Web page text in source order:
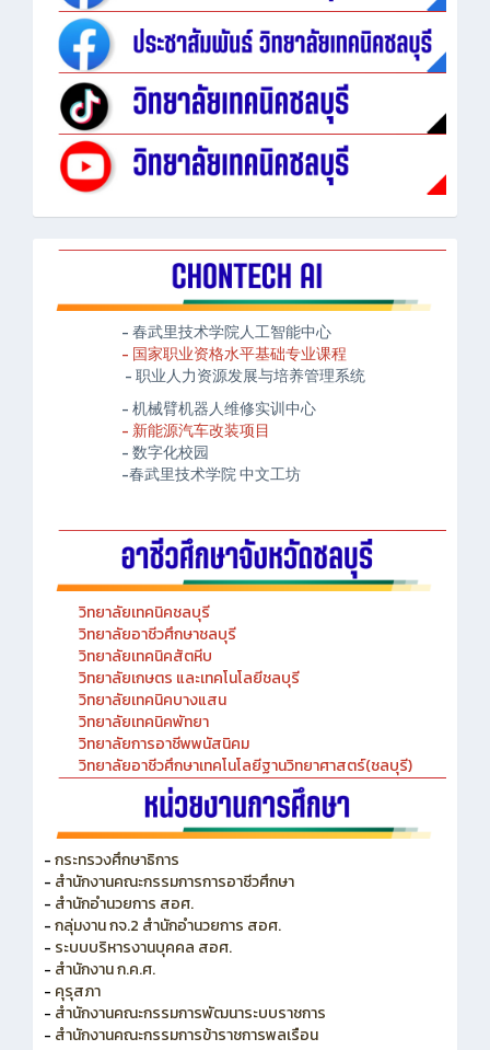
- 春武里技术学院人工智能中心
- 国家职业资格水平基础专业课程
- 职业人力资源发展与培养管理系统
- 机械臂机器人维修实训中心
- 新能源汽车改装项目
- 数字化校园
วิทยาลัยเทคนิคชลบุรี
วิทยาลัยอาชีวศึกษาชลบุรี
วิทยาลัยเทคนิคสัตหีบ
วิทยาลัยเกษตร และเทคโนโลยีชลบุรี
วิทยาลัยเทคนิคบางแสน
วิทยาลัยเทคนิคพัทยา
วิทยาลัยการอาชีพพนัสนิคม
วิทยาลัยอาชีวศึกษาเทคโนโลยีฐานวิทยาศาสตร์(ชลบุรี)
- กระทรวงศึกษาธิการ
- สำนักงานคณะกรรมการการอาชีวศึกษา
- สำนักอำนวยการ สอศ.
- กลุ่มงาน กจ.2 สำนักอำนวยการ สอศ.
- ระบบบริหารงานบุคคล สอศ.
- สำนักงาน ก.ค.ศ.
- คุรุสภา
- สำนักงานคณะกรรมการพัฒนาระบบราชการ